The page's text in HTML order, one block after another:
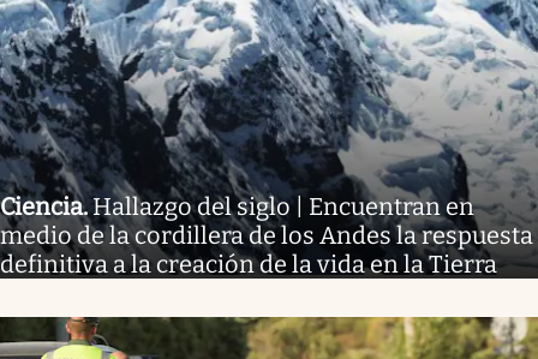
Ciencia.Hallazgo del siglo | Encuentran en
medio de la cordillera de los Andes la respuesta
definitiva a la creación de la vida en la Tierra